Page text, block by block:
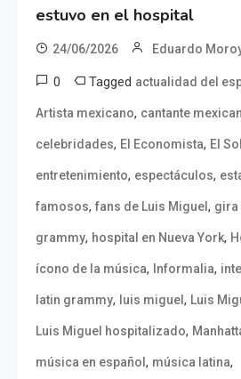
estuvo en el hospital
24/06/2026 Eduardo
0 Tagged actualidad del
Artista mexicano, cantante
celebridades, El Economista, El
entretenimiento, espectáculos,
famosos, fans de Luis Miguel , gira
grammy, hospital en Nueva York,
ícono de la música, Informalia,
latin grammy, luis miguel , Luis
Luis Miguel hospitalizado,
música en español , música latina,